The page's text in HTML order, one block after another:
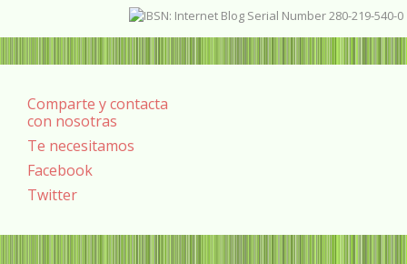
Comparte y contacta
con nosotras
Te necesitamos
Facebook
Twitter